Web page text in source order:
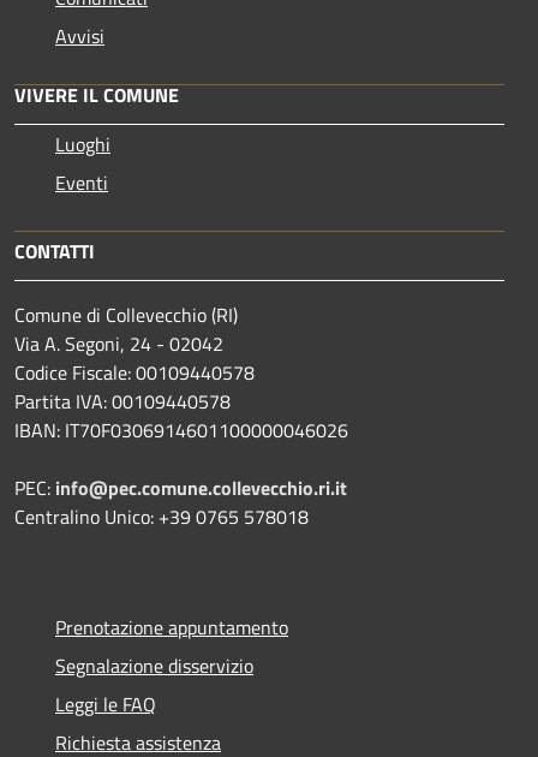
Avvisi
VIVERE IL COMUNE
Luoghi
Eventi
CONTATTI
Comune di Collevecchio (RI)
Via A. Segoni, 24 - 02042
Codice Fiscale: 00109440578
Partita IVA: 00109440578
IBAN: IT70F0306914601100000046026
PEC: info@pec.comune.collevecchio.ri.it
Centralino Unico: +39 0765 578018
Prenotazione appuntamento
Segnalazione disservizio
Leggi le FAQ
Richiesta assistenza